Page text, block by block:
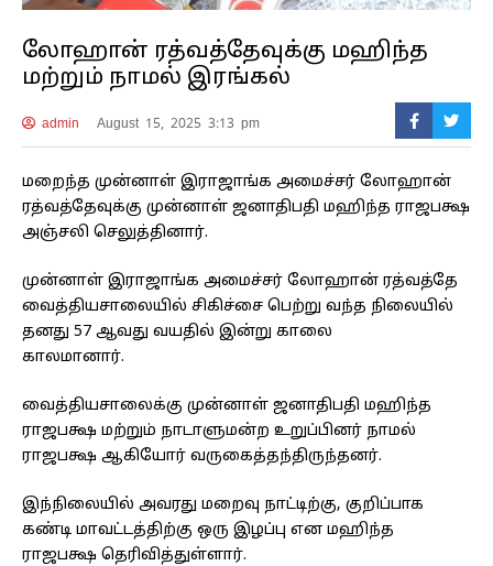
லோஹான் ரத்வத்தேவுக்கு மஹிந்த
மற்றும் நாமல் இரங்கல்
admin August 15, 2025 3:13 pm
மறைந்த முன்னாள் இராஜாங்க அமைச்சர் லோஹான்
ரத்வத்தேவுக்கு முன்னாள் ஜனாதிபதி மஹிந்த ராஜபக்ஷ
அஞ்சலி செலுத்தினார்.
முன்னாள் இராஜாங்க அமைச்சர் லோஹான் ரத்வத்தே
வைத்தியசாலையில் சிகிச்சை பெற்று வந்த நிலையில்
தனது 57 ஆவது வயதில் இன்று காலை
காலமானார்.
வைத்தியசாலைக்கு முன்னாள் ஜனாதிபதி மஹிந்த
ராஜபக்ஷ மற்றும் நாடாளுமன்ற உறுப்பினர் நாமல்
ராஜபக்ஷ ஆகியோர் வருகைத்தந்திருந்தனர்.
இந்நிலையில் அவரது மறைவு நாட்டிற்கு, குறிப்பாக
கண்டி மாவட்டத்திற்கு ஒரு இழப்பு என மஹிந்த
ராஜபக்ஷ தெரிவித்துள்ளார்.